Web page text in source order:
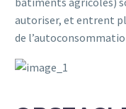
autoriser, et entrent
de